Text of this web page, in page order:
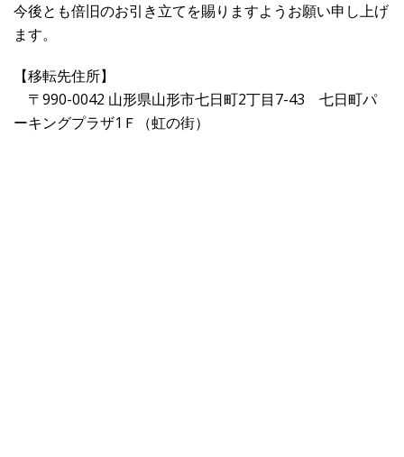
今後とも倍旧のお引き立てを賜りますようお願い申し上げ
ます。
【移転先住所】
〒990-0042 山形県山形市七日町2丁目7-43 七日町パ
ーキングプラザ1Ｆ（虹の街）